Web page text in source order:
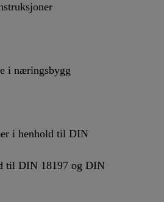
i næringsbygg
i henhold til DIN
til DIN 18197 og DIN